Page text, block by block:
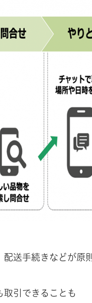
送手続きなどが原
取引できることも